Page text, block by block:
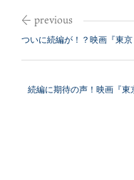
ついに続編が！？映画『東
続編に期待の声！映画『